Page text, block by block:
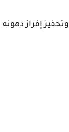
إفراز دهونه